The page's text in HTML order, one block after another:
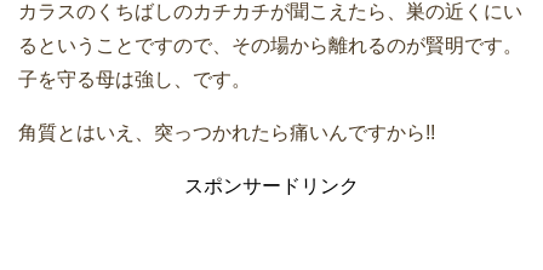
カラスのくちばしのカチカチが聞こえたら、巣の近くにい
るということですので、その場から離れるのが賢明です。
子を守る母は強し、です。
角質とはいえ、突っつかれたら痛いんですから!!
スポンサードリンク